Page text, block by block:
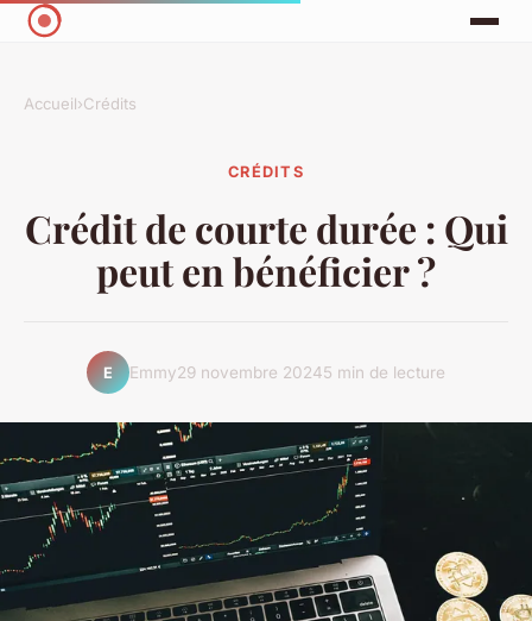
Accueil›Crédits
CRÉDITS
Crédit de courte durée : Qui
peut en bénéficier ?
E Emmy29 novembre 20245 min de lecture